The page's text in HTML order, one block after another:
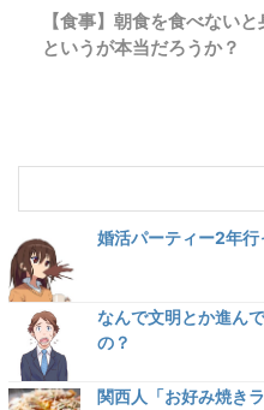
【食事】朝食を食べない
というが本当だろうか？
婚活パーティー2年
なんで文明とか進ん
の？
関西人「お好み焼き